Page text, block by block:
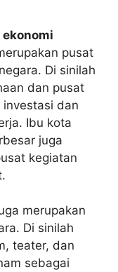
pusat
Di sinilah
dan pusat
investasi dan
Ibu kota
juga
kegiatan
merupakan
Di sinilah
teater, dan
sebagai